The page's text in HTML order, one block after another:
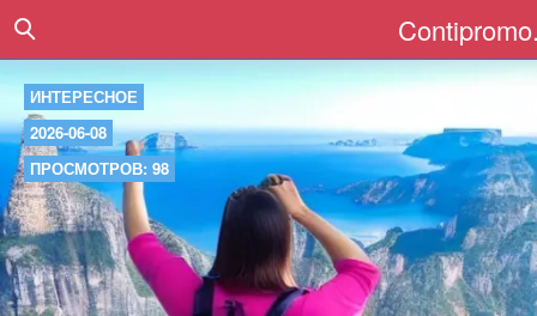
ИНТЕРЕСНОЕ
2026-06-08
ПРОСМОТРОВ: 98